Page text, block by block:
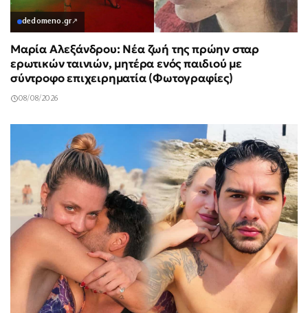
dedomeno.gr↗
Μαρία Αλεξάνδρου: Νέα ζωή της πρώην σταρ
ερωτικών ταινιών, μητέρα ενός παιδιού με
σύντροφο επιχειρηματία (Φωτογραφίες)
08/08/2026